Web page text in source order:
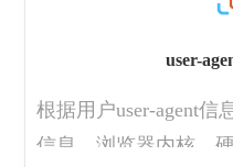
user-
根据用户user-agent信
信息、浏览器内核、